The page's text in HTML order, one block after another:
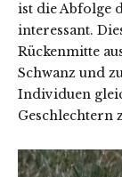
ist die Abfolge
interessant.
Rückenmitte
Schwanz und
Individuen
Geschlechtern